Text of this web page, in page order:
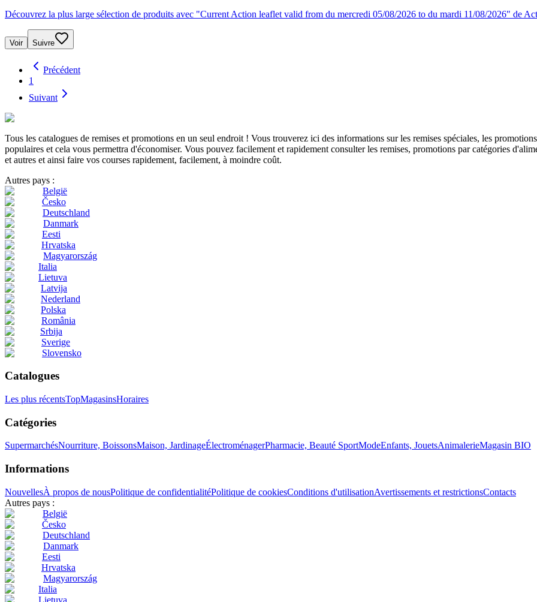
Découvrez la plus large sélection de produits avec "Current Action leaflet valid from du mercredi 05/08/2026 to du mardi 11/08/2026" de
Voir Suivre
Précédent
1
Suivant
Tous les catalogues de remises et promotions en un seul endroit ! Vous trouverez ici des informations sur les remises spéciales, les
populaires et cela vous permettra d'économiser. Vous pouvez facilement et rapidement consulter les remises, promotions par catégories
et autres et ainsi faire vos courses rapidement, facilement, à moindre coût.
Autres pays :
België
Česko
Deutschland
Danmark
Eesti
Hrvatska
Magyarország
Italia
Lietuva
Latvija
Nederland
Polska
România
Srbija
Sverige
Slovensko
Catalogues
Les plus récentsTopMagasinsHoraires
Catégories
SupermarchésNourriture, BoissonsMaison, JardinageÉlectroménagerPharmacie, Beauté SportModeEnfants, JouetsAnimalerieMagasin BIO
Informations
NouvellesÀ propos de nousPolitique de confidentialitéPolitique de cookiesConditions d'utilisationAvertissements et restrictionsContacts
Autres pays :
België
Česko
Deutschland
Danmark
Eesti
Hrvatska
Magyarország
Italia
Lietuva